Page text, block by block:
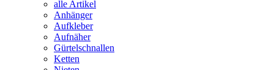
alle Artikel
Anhänger
Aufkleber
Aufnäher
Gürtelschnallen
Ketten